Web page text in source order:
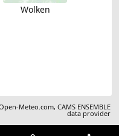
Wolken
Meteo.com,CAMS ENSEMBLE
data provider